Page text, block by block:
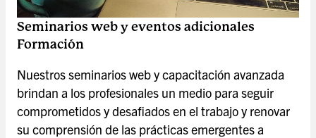
Seminarios web y eventos adicionales
Formación
Nuestros seminarios web y capacitación avanzada
brindan a los profesionales un medio para seguir
comprometidos y desafiados en el trabajo y renovar
su comprensión de las prácticas emergentes a